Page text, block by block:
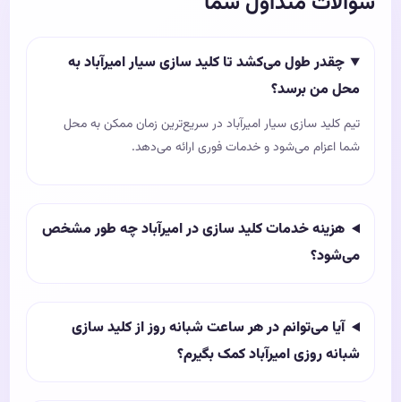
چقدر طول می‌کشد تا کلید سازی سیار امیرآباد به
محل من برسد؟
تیم کلید سازی سیار امیرآباد در سریع‌ترین زمان ممکن به محل
شما اعزام می‌شود و خدمات فوری ارائه می‌دهد.
هزینه خدمات کلید سازی در امیرآباد چه طور مشخص
می‌شود؟
آیا می‌توانم در هر ساعت شبانه روز از کلید سازی
شبانه روزی امیرآباد کمک بگیرم؟